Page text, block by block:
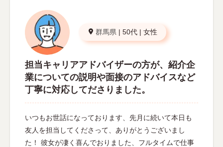
群馬県 | 50代 | 女性
担当キャリアアドバイザーの方が、紹介企
業についての説明や面接のアドバイスなど
丁寧に対応してださりました。
いつもお世話になっております、先月に続いて本日も
友人を担当してくださって、ありがとうございまし
た！ 彼女が凄く喜んでおりました、フルタイムで仕事